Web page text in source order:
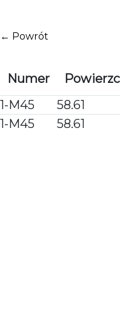
treści
← Powrót
Numer
1-M45
58.61
1-M45
58.61